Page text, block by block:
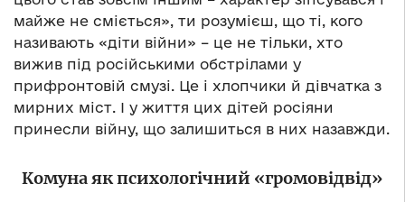
майже не сміється», ти розумієш, що ті, кого
називають «діти війни» – це не тільки, хто
вижив під російськими обстрілами у
прифронтовій смузі. Це і хлопчики й дівчатка з
мирних міст. І у життя цих дітей росіяни
принесли війну, що залишиться в них назавжди.
Комуна як психологічний «громовідвід»